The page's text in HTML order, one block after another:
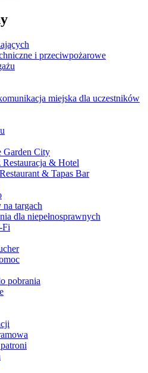
i przeciwpożarowe
miejska dla uczestników
Garden City
Restauracja & Hotel
& Tapas Bar
targach
dla niepełnosprawnych
Fi
pobrania